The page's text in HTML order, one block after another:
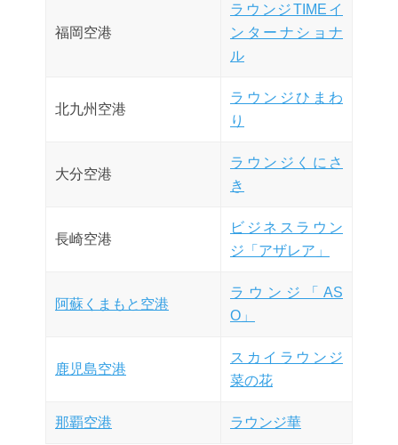
福岡空港
ラウンジTIMEイ
ンターナショナ
ル
北九州空港
ラウンジひまわ
り
大分空港
ラウンジくにさ
き
長崎空港
ビジネスラウン
ジ「アザレア」
阿蘇くまもと空港
ラウンジ「AS
O」
鹿児島空港
スカイラウンジ
菜の花
那覇空港 ラウンジ華